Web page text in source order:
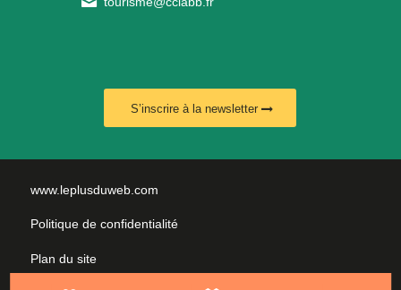
S’inscrire à la newsletter
www.leplusduweb.com
Politique de confidentialité
Plan du site